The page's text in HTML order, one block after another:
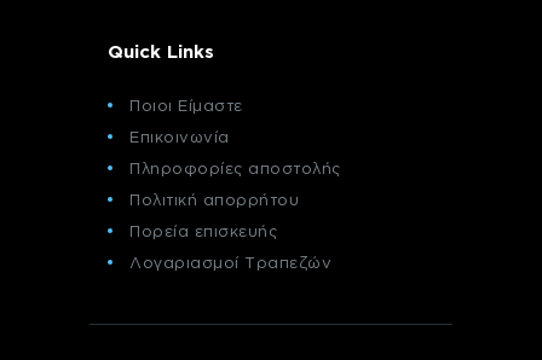
Quick Links
Ποιοι Είμαστε
Επικοινωνία
Πληροφορίες αποστολής
Πολιτική απορρήτου
Πορεία επισκευής
Λογαριασμοί Τραπεζών